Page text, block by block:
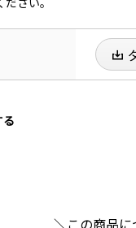
＼この商品